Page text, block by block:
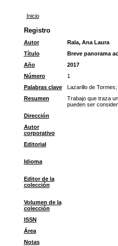
Inicio
Registro
Autor
Rala, Ana Laura
Título
Breve panorama
Año
2017
Número
1
Palabras clave
Lazarillo de Tormes;
Resumen
Trabajo que traza
pueden ser
Dirección
Autor
corporativo
Editorial
Idioma
Editor de la
colección
Volumen de la
colección
ISSN
Área
Notas